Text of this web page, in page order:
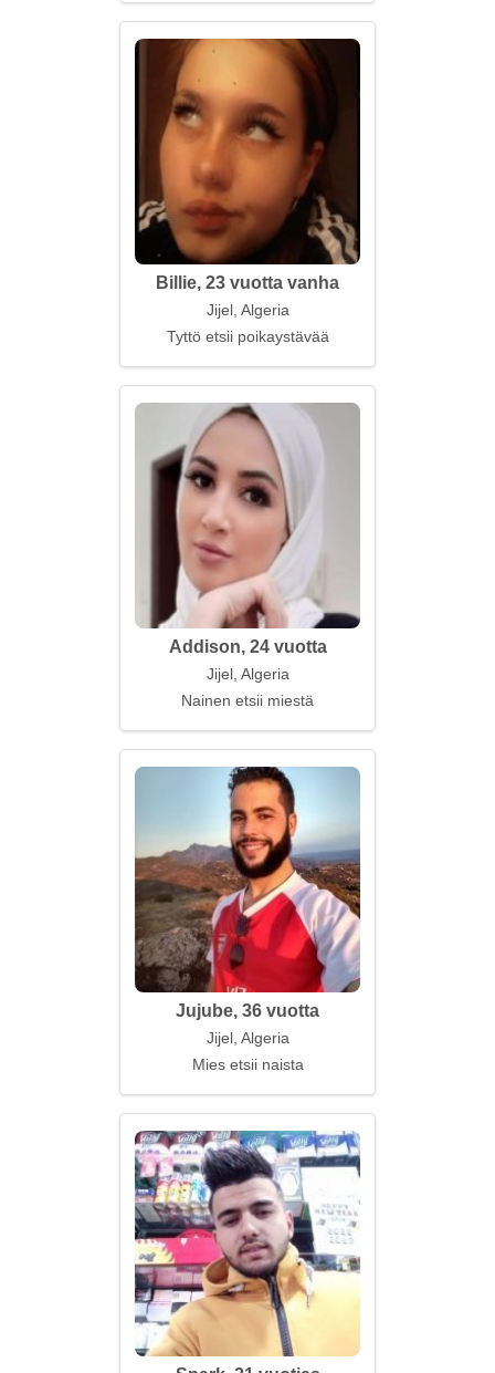
Billie, 23 vuotta vanha
Jijel, Algeria
Tyttö etsii poikaystävää
Addison, 24 vuotta
Jijel, Algeria
Nainen etsii miestä
Jujube, 36 vuotta
Jijel, Algeria
Mies etsii naista